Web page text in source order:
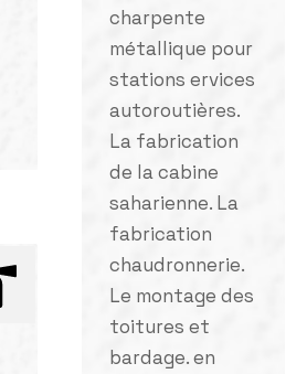
charpente
métallique pour
stations ervices
autoroutières.
La fabrication
de la cabine
saharienne. La
fabrication
chaudronnerie.
Le montage des
toitures et
bardage. en